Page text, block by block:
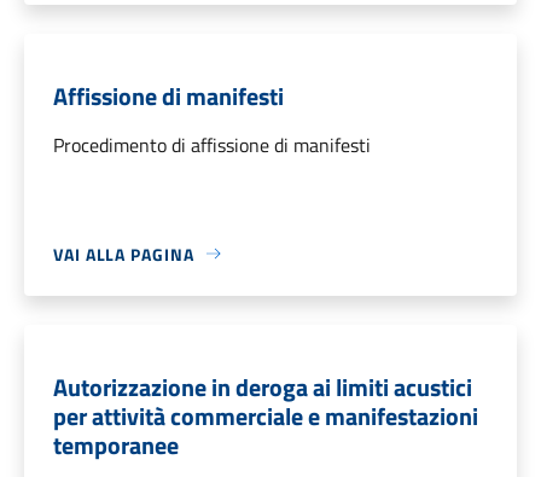
Affissione di manifesti
Procedimento di affissione di manifesti
VAI ALLA PAGINA
Autorizzazione in deroga ai limiti acustici
per attività commerciale e manifestazioni
temporanee